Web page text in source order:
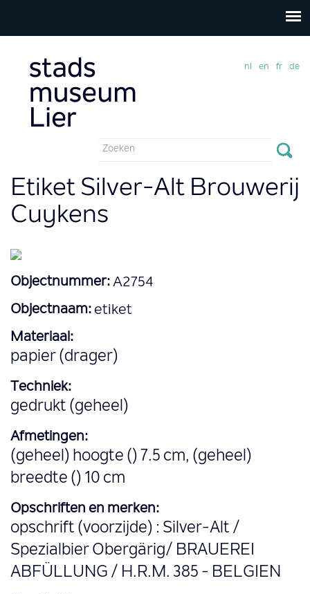
Zoekveld
nl en fr de
Etiket Silver-Alt Brouwerij
Cuykens
Objectnummer: A2754
Objectnaam: etiket
Materiaal:
papier (drager)
Techniek:
gedrukt (geheel)
Afmetingen:
(geheel) hoogte () 7.5 cm, (geheel)
breedte () 10 cm
Opschriften en merken:
opschrift (voorzijde) : Silver-Alt /
Spezialbier Obergärig/ BRAUEREI
ABFÜLLUNG / H.R.M. 385 - BELGIEN